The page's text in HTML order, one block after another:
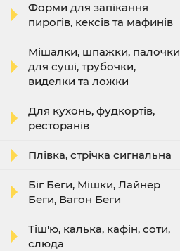
Форми для запікання
пирогів, кексів та мафинів
Мішалки, шпажки, палочки
для суші, трубочки,
виделки та ложки
Для кухонь, фудкортів,
ресторанів
Плівка, стрічка сигнальна
Біг Беги, Мішки, Лайнер
Беги, Вагон Беги
Тіш'ю, калька, кафін, соти,
слюда